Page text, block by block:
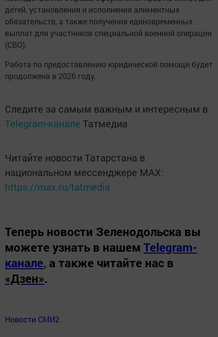
детей, установления и исполнения алиментных
обязательств, а также получения единовременных
выплат для участников специальной военной операции
(СВО).
Работа по предоставлению юридической помощи будет
продолжена в 2026 году.
Следите за самым важным и интересным в
Telegram-канале Татмедиа
Читайте новости Татарстана в
национальном мессенджере MАХ:
https://max.ru/tatmedia
Теперь новости Зеленодольска вы
можете узнать в нашем Telegram-
канале, а также читайте нас в
«Дзен».
Новости СМИ2